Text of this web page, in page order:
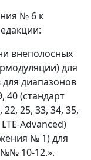
№ 6 к
внеполосных
для
диапазонов
40 (стандарт
22, 25, 33, 34, 35,
Advanced)
№ 1) для
№№ 10-12.».